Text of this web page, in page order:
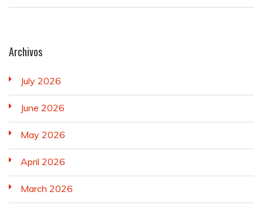
Archivos
July 2026
June 2026
May 2026
April 2026
March 2026